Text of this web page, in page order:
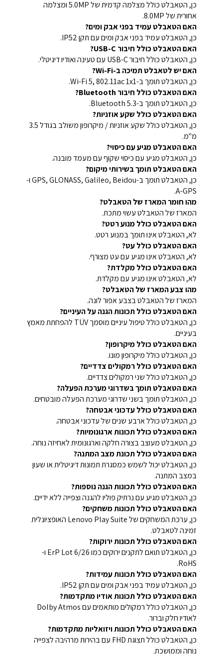
כן, הטאבלט כולל מצלמה קדמית של 5.0MP ומצלמה
אחורית של 8.0MP.
האם הטאבלט עמיד בפני אבק ומים?
כן, הטאבלט עמיד בפני אבק ומים עם תקן IP52.
האם הטאבלט כולל חיבור USB-C?
כן, הטאבלט כולל חיבור USB-C עם טעינה ואודיו דיגיטלי.
האם יש לטאבלט תמיכה ב-Wi-Fi?
כן, הטאבלט תומך ב-Wi-Fi 5, 802.11ac 1x1.
האם הטאבלט כולל חיבור Bluetooth?
כן, הטאבלט תומך ב-Bluetooth 5.3.
האם הטאבלט כולל שקע אוזניות?
כן, הטאבלט כולל שקע אוזניות / מיקרופון משולב בגודל 3.5
מ"מ.
האם הטאבלט מגיע עם כיסוי?
כן, הטאבלט מגיע עם כיסוי שקוף עם מעמד מובנה.
האם הטאבלט תומך בשירותי מיקום?
כן, הטאבלט תומך ב-GPS, GLONASS, Galileo, Beidou ו-
A-GPS.
מהו חומר המארז של הטאבלט?
המארז של הטאבלט עשוי מתכת.
האם הטאבלט כולל מנוע רטט?
לא, הטאבלט אינו תומך במנוע רטט.
האם הטאבלט כולל עט?
לא, הטאבלט אינו מגיע עם עט מצורף.
האם הטאבלט כולל מקלדת?
לא, הטאבלט אינו מגיע עם מקלדת.
מהו צבע המארז של הטאבלט?
המארז של הטאבלט בצבע אפור לונה.
האם הטאבלט כולל תכונות הגנה על העיניים?
כן, הטאבלט כולל טיפול עיניים מוסמך TÜV להפחתת מאמץ
בעיניים.
האם הטאבלט כולל מיקרופון?
כן, הטאבלט כולל מיקרופון מונו.
האם הטאבלט כולל רמקולים צדדיים?
כן, הטאבלט כולל שני רמקולים צדדיים.
האם הטאבלט תומך בשדרוגי מערכת הפעלה?
כן, הטאבלט תומך בשני שדרוגי מערכת הפעלה מובטחים.
האם הטאבלט כולל עדכוני אבטחה?
כן, הטאבלט כולל ארבע שנים של עדכוני אבטחה.
האם הטאבלט כולל תכונות ארגונומיות?
כן, הטאבלט מעוצב בצורה חלקה וארגונומית לאחיזה נוחה.
האם הטאבלט כולל תכונת מצב המתנה?
כן, הטאבלט יכול לשמש כמסגרת תמונות דיגיטלית או שעון
במצב המתנה.
האם הטאבלט כולל תכונות הגנה נוספות?
כן, הטאבלט מגיע עם נרתיק פוליו להגנה וצפייה ללא ידיים.
האם הטאבלט כולל תכונות משחקים?
כן, ערכת המשחקים של Lenovo Play Suite האופציונלית
זמינה לטאבלט.
האם הטאבלט כולל תכונות ירוקות?
כן, הטאבלט תואם לתקנים ירוקים כמו ErP Lot 6/26 ו-
RoHS.
האם הטאבלט כולל תכונות עמידות?
כן, הטאבלט עמיד בפני אבק ומים עם תקן IP52.
האם הטאבלט כולל תכונות אודיו מתקדמות?
כן, הטאבלט כולל רמקולים מותאמים עם Dolby Atmos
לאודיו חלק וברור.
האם הטאבלט כולל תכונות ויזואליות מתקדמות?
כן, הטאבלט כולל תצוגת FHD עם בהירות מרהיבה לצפייה
נוחה וממושכת.